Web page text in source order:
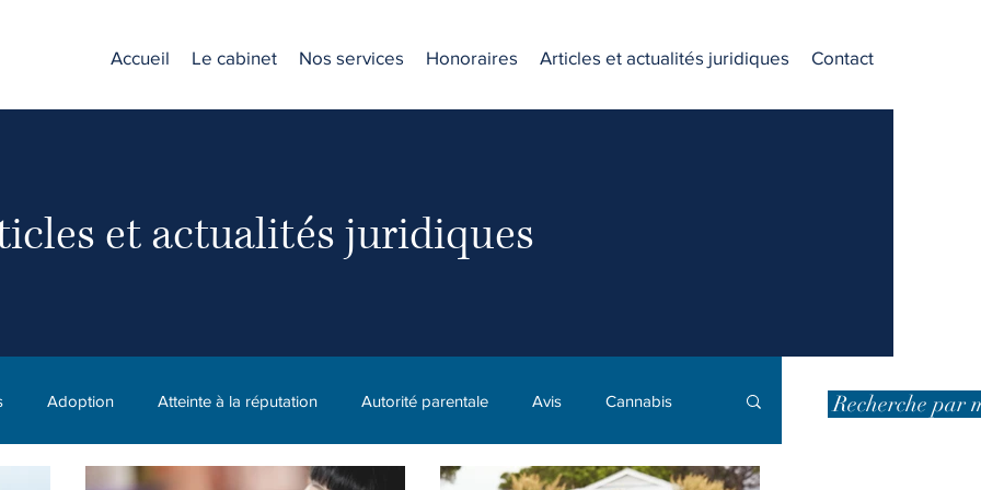
Accueil Le cabinet Nos services Honoraires Articles et actualités juridiques Contact
et actualités juridiques
Adoption Atteinte à la réputation Autorité parentale Avis Cannabis Recherche par